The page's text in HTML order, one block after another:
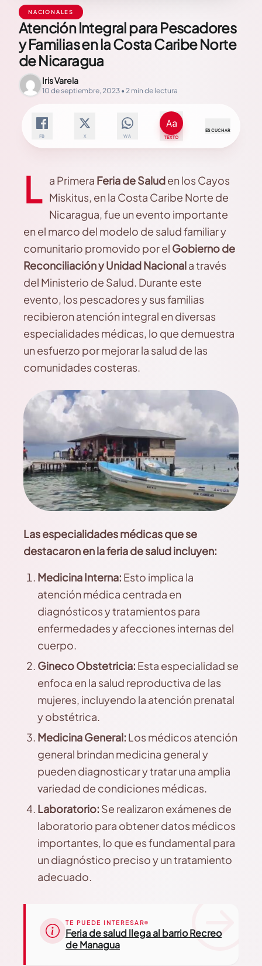
NACIONALES
Atención Integral para Pescadores
y Familias en la Costa Caribe Norte
de Nicaragua
Iris Varela
10 de septiembre, 2023 • 2 min de lectura
FB X WA TEXTO
ESCUCHAR
L a Primera Feria de Saluden los Cayos
Miskitus, en la Costa Caribe Norte de
Nicaragua, fue un evento importante
en el marco del modelo de salud familiar y
comunitario promovido por el Gobierno de
Reconciliación y Unidad Nacionala través
del Ministerio de Salud. Durante este
evento, los pescadores y sus familias
recibieron atención integral en diversas
especialidades médicas, lo que demuestra
un esfuerzo por mejorar la salud de las
comunidades costeras.
Las especialidades médicas que se
destacaron en la feria de salud incluyen:
Medicina Interna: Esto implica la
atención médica centrada en
diagnósticos y tratamientos para
enfermedades y afecciones internas del
cuerpo.
Gineco Obstetricia: Esta especialidad se
enfoca en la salud reproductiva de las
mujeres, incluyendo la atención prenatal
y obstétrica.
Medicina General: Los médicos atención
general brindan medicina general y
pueden diagnosticar y tratar una amplia
variedad de condiciones médicas.
Laboratorio: Se realizaron exámenes de
laboratorio para obtener datos médicos
importantes, lo que es fundamental para
un diagnóstico preciso y un tratamiento
adecuado.
TE PUEDE INTERESAR
Feria de salud llega al barrio Recreo
de Managua